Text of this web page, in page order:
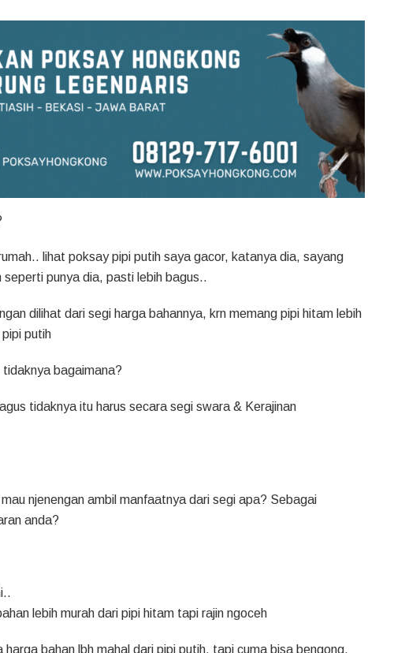
lihat poksay pipi putih saya gacor, katanya dia, sayang
punya dia, pasti lebih bagus..
dilihat dari segi harga bahannya, krn memang pipi hitam lebih
putih
bagaimana?
tidaknya itu harus secara segi swara & Kerajinan
njenengan ambil manfaatnya dari segi apa? Sebagai
anda?
lebih murah dari pipi hitam tapi rajin ngoceh
harga bahan lbh mahal dari pipi putih, tapi cuma bisa bengong,